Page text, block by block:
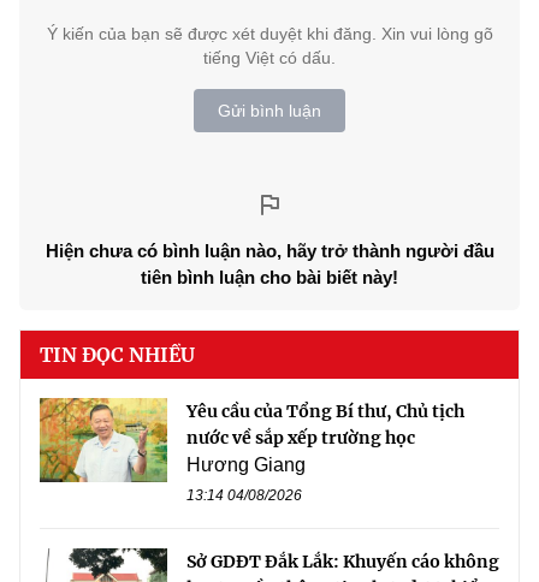
Ý kiến của bạn sẽ được xét duyệt khi đăng. Xin vui lòng gõ
tiếng Việt có dấu.
Gửi bình luận
Hiện chưa có bình luận nào, hãy trở thành người đầu
tiên bình luận cho bài biết này!
TIN ĐỌC NHIỀU
Yêu cầu của Tổng Bí thư, Chủ tịch
nước về sắp xếp trường học
Hương Giang
13:14 04/08/2026
Sở GDĐT Đắk Lắk: Khuyến cáo không